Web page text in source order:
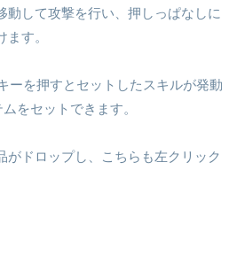
動して攻撃を行い、押しっぱなしに
す。
ーを押すとセットしたスキルが発動
をセットできます。
がドロップし、こちらも左クリック